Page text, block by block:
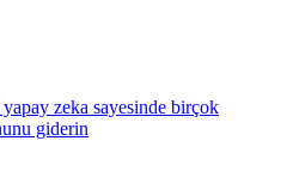
zeka sayesinde birçok
giderin